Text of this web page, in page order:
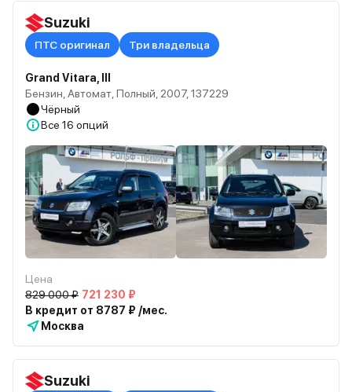
Suzuki
ПТС оригинал Три владельца
Grand Vitara, III
Бензин, Автомат, Полный, 2007, 137229
Чёрный
Все 16 опций
Цена
829 000 ₽ 721 230 ₽
В кредит от 8787 ₽ /мес.
Москва
Suzuki